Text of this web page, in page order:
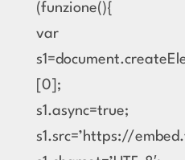
(funzione(){
var
[0];
s1.async=true;
s1.src=’https://